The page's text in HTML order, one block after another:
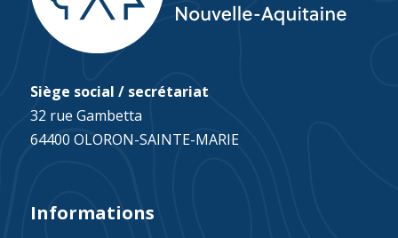
Siège social / secrétariat
32 rue Gambetta
64400 OLORON-SAINTE-MARIE
Informations